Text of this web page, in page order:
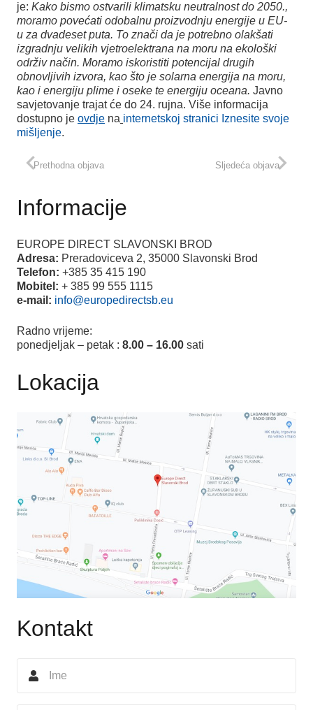
je: Kako bismo ostvarili klimatsku neutralnost do 2050.,
moramo povećati odobalnu proizvodnju energije u EU-
u za dvadeset puta. To znači da je potrebno olakšati
izgradnju velikih vjetroelektrana na moru na ekološki
održiv način. Moramo iskoristiti potencijal drugih
obnovljivih izvora, kao što je solarna energija na moru,
kao i energiju plime i oseke te energiju oceana. Javno
savjetovanje trajat će do 24. rujna. Više informacija
dostupno je ovdje na internetskoj stranici Iznesite svoje
mišljenje.
Prethodna objava Sljedeća objava
Informacije
EUROPE DIRECT SLAVONSKI BROD
Adresa: Preradoviceva 2, 35000 Slavonski Brod
Telefon: +385 35 415 190
Mobitel: + 385 99 555 1115
e-mail: info@europedirectsb.eu
Radno vrijeme:
ponedjeljak – petak : 8.00 – 16.00 sati
Lokacija
Kontakt